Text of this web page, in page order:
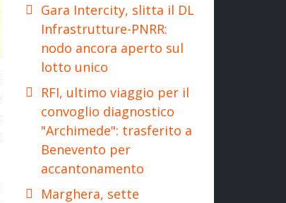
Gara Intercity, slitta il DL
Infrastrutture-PNRR:
nodo ancora aperto sul
lotto unico
RFI, ultimo viaggio per il
convoglio diagnostico
"Archimede": trasferito a
Benevento per
accantonamento
Marghera, sette